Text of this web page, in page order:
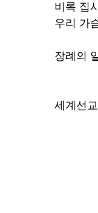
비록 집
우리 가
장례의
세계선